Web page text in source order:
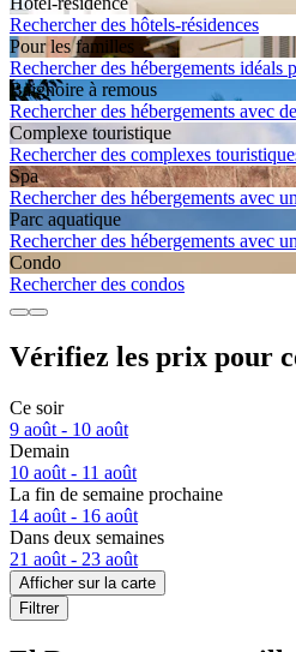
Rechercher des hôtels-résidences
Pour les familles
Rechercher des hébergements idéals
Baignoire à remous
Rechercher des hébergements avec
Complexe touristique
Rechercher des complexes
Spa
Rechercher des hébergements avec
Parc aquatique
Rechercher des hébergements avec
Condo
Rechercher des condos
Vérifiez les prix pour
Ce soir
9 août - 10 août
Demain
10 août - 11 août
La fin de semaine prochaine
14 août - 16 août
Dans deux semaines
21 août - 23 août
Afficher sur la carte
Filtrer